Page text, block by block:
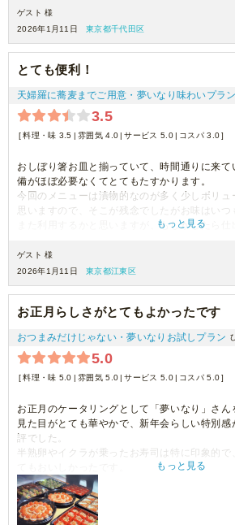
ゲスト 様
2026年1月11日
東京都千代田区
とても便利！
天婦羅に蕎麦までご用意・夢いなり味わいプラン
3.5
料理・味 3.5 雰囲気 4.0 サービス 5.0 コスパ 3.0
おしぼり箸お皿と揃っていて、時間通りに来
備がほぼ必要なくてとてもたすかります。
今回のメニューは漬物的なのが多く少しボリュ
思いますので、そこが残念でしたがお味はいつ
また利用するかと思いますが、もしかしたら仕
もっと見る
ゲスト 様
2026年1月11日
東京都江東区
お正月らしさがとてもよかったです
おつまみだけじゃない・夢いなりお試しプラン
5.0
料理・味 5.0 雰囲気 5.0 サービス 5.0 コスパ 5.0
お正月のケータリングとして「夢いなり」さん
見た目がとても華やかで、新年会らしい特別
評でした。
半熟卵やイクラが乗ったお寿司は特に印象的で
ボリューム感や種類のバランスも良く、全体と
リングでした。
もっと見る